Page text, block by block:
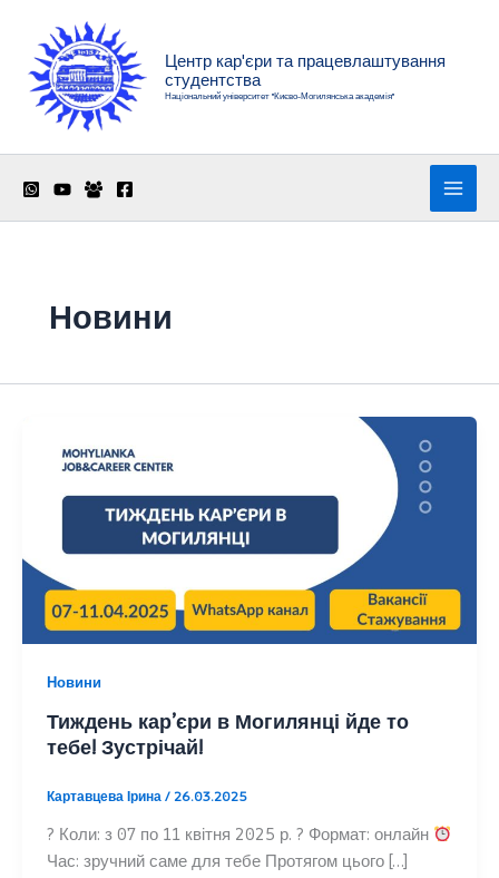
вмісту
Центр кар'єри та працевлаштування
студентства
Національний університет "Києво-Могилянська академія"
Новини
Новини
Тиждень кар’єри в Могилянці йде то
тебе! Зустрічай!
Картавцева Ірина/26.03.2025
? Коли: з 07 по 11 квітня 2025 р. ? Формат: онлайн
Час: зручний саме для тебе Протягом цього […]